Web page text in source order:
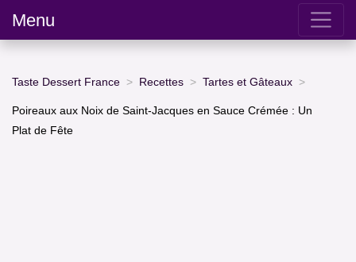
Menu
Taste Dessert France Recettes Tartes et Gâteaux
Poireaux aux Noix de Saint-Jacques en Sauce Crémée : Un
Plat de Fête